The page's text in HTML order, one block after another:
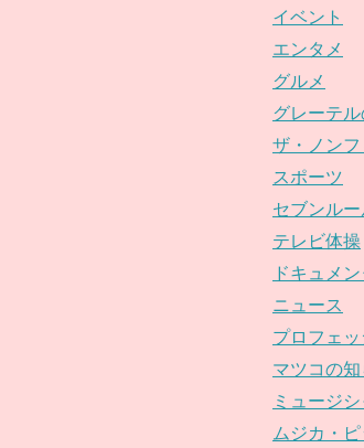
イベント
エンタメ
グルメ
グレーテ
ザ・ノン
スポーツ
セブンルー
テレビ体操
ドキュメ
ニュース
プロフェ
マツコの
ミュージ
ムジカ・